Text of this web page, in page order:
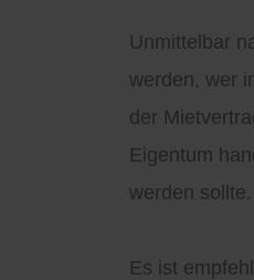
Unmittelbar
werden, wer
der
Eigentum
werden sollte.
Es ist